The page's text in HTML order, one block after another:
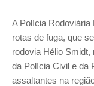
A Polícia
rotas de fuga, que
rodovia Hélio Smidt,
da Polícia Civil e da
assaltantes na